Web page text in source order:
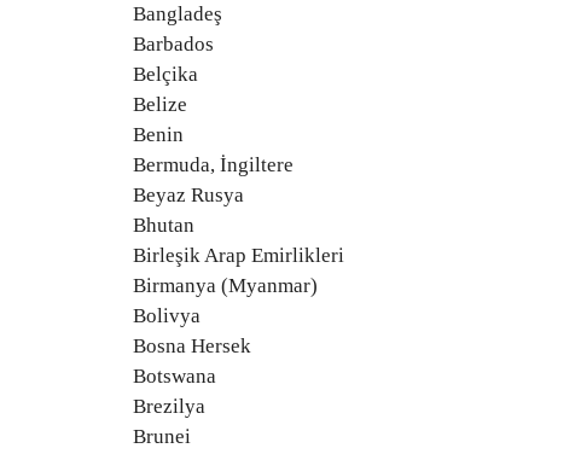
Bangladeş
Barbados
Belçika
Belize
Benin
Bermuda, İngiltere
Beyaz Rusya
Bhutan
Birleşik Arap Emirlikleri
Birmanya (Myanmar)
Bolivya
Bosna Hersek
Botswana
Brezilya
Brunei